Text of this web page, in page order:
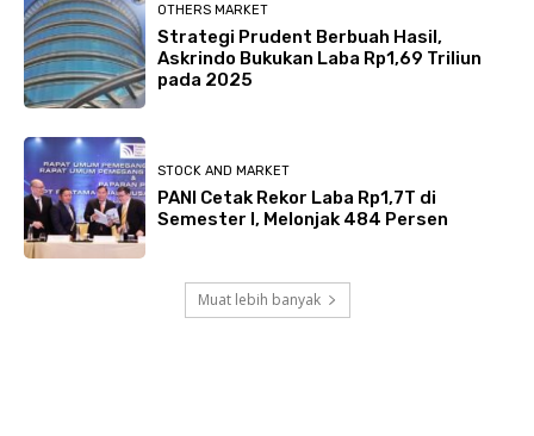
OTHERS MARKET
Strategi Prudent Berbuah Hasil,
Askrindo Bukukan Laba Rp1,69 Triliun
pada 2025
STOCK AND MARKET
PANI Cetak Rekor Laba Rp1,7T di
Semester I, Melonjak 484 Persen
Muat lebih banyak